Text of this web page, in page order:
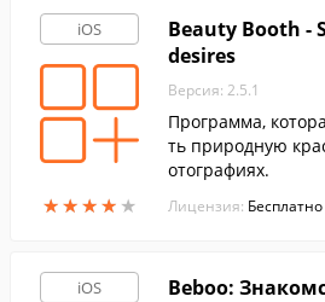
iOS
★★★★ ★
★★★★ ★
Beauty Booth -
desires
Версия: 2.5.1
Программа,
ть природную
отографиях.
Лицензия: Бесплатно
iOS Beboo: